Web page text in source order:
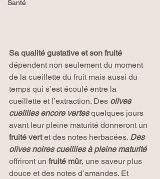
Santé
Sa qualité gustative et son fruité
dépendent non seulement du moment
de la cueillette du fruit mais aussi du
temps qui s’est écoulé entre la
cueillette et l’extraction. Des olives
cueillies encore vertes quelques jours
avant leur pleine maturité donneront un
fruité vert et des notes herbacées. Des
olives noires cueillies à pleine maturité
offriront un fruité mûr, une saveur plus
douce et des notes d’amandes. Et